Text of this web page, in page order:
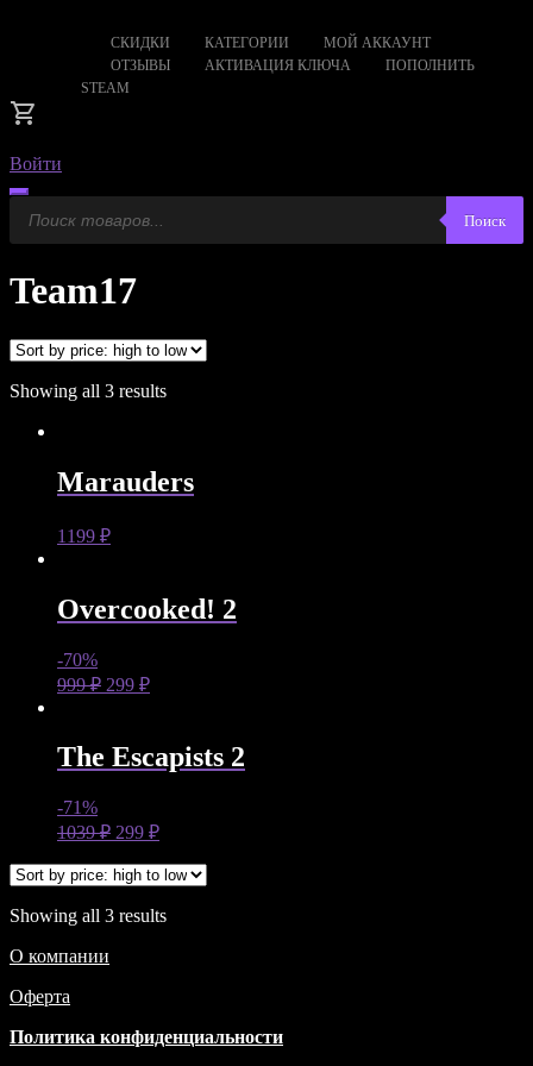
СКИДКИ КАТЕГОРИИ
МОЙ АККАУНТ
ОТЗЫВЫ
АКТИВАЦИЯ КЛЮЧА
ПОПОЛНИТЬ
STEAM
Войти
Поиск
товаров
Поиск
Team17
Showing all 3 results
Marauders
1199 ₽
Overcooked! 2
-70%
999₽ 299 ₽
The Escapists 2
-71%
1039₽ 299 ₽
Showing all 3 results
О компании
Оферта
Политика конфиденциальности